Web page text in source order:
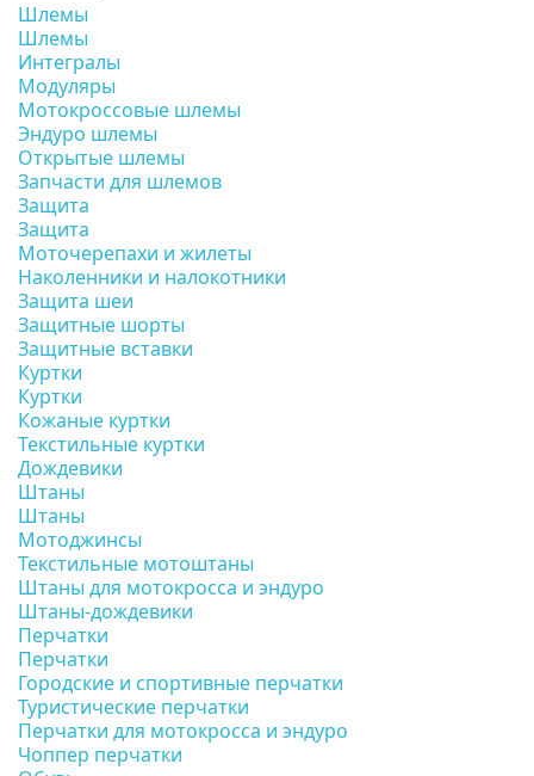
Шлемы
Шлемы
Интегралы
Модуляры
Мотокроссовые шлемы
Эндуро шлемы
Открытые шлемы
Запчасти для шлемов
Защита
Защита
Моточерепахи и жилеты
Наколенники и налокотники
Защита шеи
Защитные шорты
Защитные вставки
Куртки
Куртки
Кожаные куртки
Текстильные куртки
Дождевики
Штаны
Штаны
Мотоджинсы
Текстильные мотоштаны
Штаны для мотокросса и эндуро
Штаны-дождевики
Перчатки
Перчатки
Городские и спортивные перчатки
Туристические перчатки
Перчатки для мотокросса и эндуро
Чоппер перчатки